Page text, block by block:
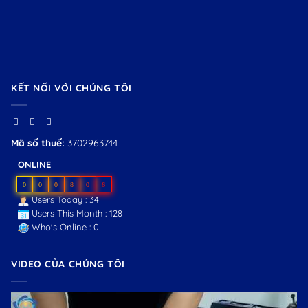
KẾT NỐI VỚI CHÚNG TÔI
Mã số thuế: 3702963744
ONLINE
0 0 0 8 0 6
Users Today : 34
Users This Month : 128
Who's Online : 0
VIDEO CỦA CHÚNG TÔI